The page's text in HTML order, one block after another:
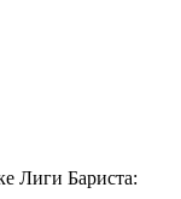
Лиги Бариста: